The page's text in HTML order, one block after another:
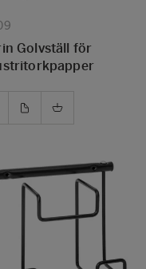
Golvställ för